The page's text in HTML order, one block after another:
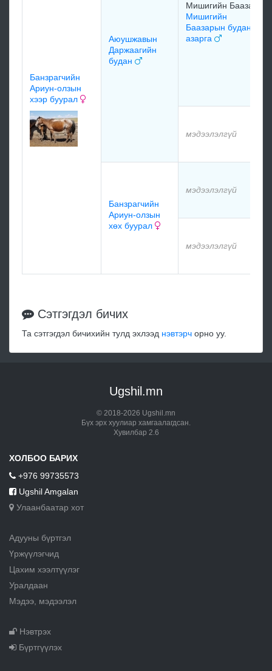
Банзрагчийн
Ариун-олзын
хээр буурал
Аюушжавын
Даржаагийн
будан
Мишигийн Баазар
Мишигийн
Баазарын будан
азарга
мэдээлэлгүй
Банзрагчийн
Ариун-олзын
хөх буурал
мэдээлэлгүй
мэдээлэлгүй
Сэтгэгдэл бичих
Та сэтгэгдэл бичихийн тулд эхлээд нэвтэрч орно уу.
Ugshil.mn
© 2018-2026 Ugshil.mn
Бүх эрх хуулиар хамгаалагдсан.
Хувилбар 2.6
ХОЛБОО БАРИХ
+976 99735573
Ugshil Amgalan
Улаанбаатар хот
Адууны бүртгэл
Үржүүлэгчид
Цахим хээлтүүлэг
Уралдаан
Мэдээ, мэдээлэл
Нэвтрэх
Бүртгүүлэх